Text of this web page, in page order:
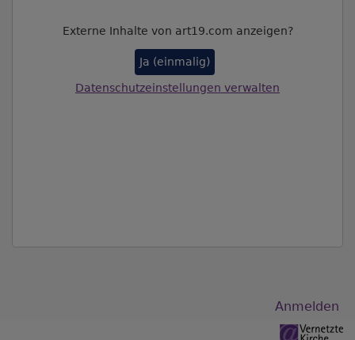
Externe Inhalte von art19.com anzeigen?
Ja (einmalig)
Datenschutzeinstellungen verwalten
Anmelden